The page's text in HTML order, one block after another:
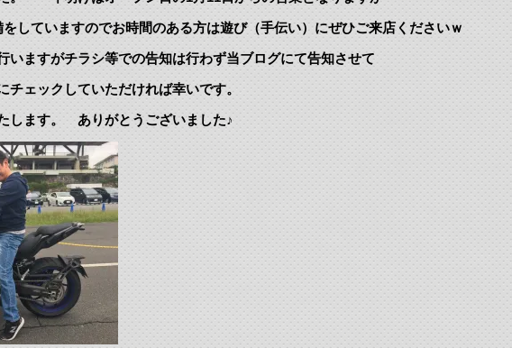
していますのでお時間のある方は遊び（手伝い）にぜひご来店くださいｗ
いますがチラシ等での告知は行わず当ブログにて告知させて
チェックしていただければ幸いです。
します。 ありがとうございました♪